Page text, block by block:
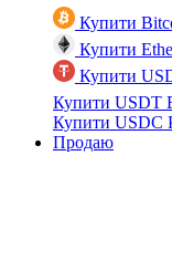
Купити
Купити
Купити
Купити USDT
Купити USDC
Продаю